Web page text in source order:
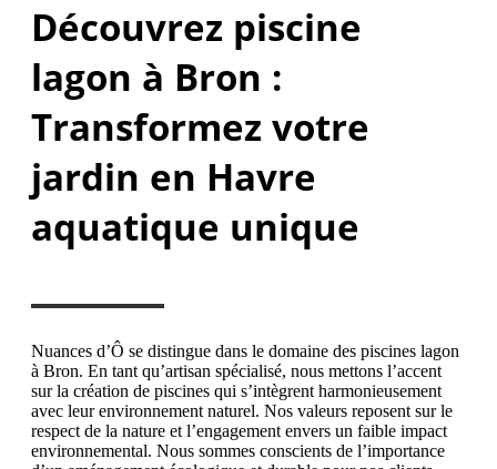
Découvrez piscine
lagon à Bron :
Transformez votre
jardin en Havre
aquatique unique
Nuances d’Ô se distingue dans le domaine des piscines lagon
à Bron. En tant qu’artisan spécialisé, nous mettons l’accent
sur la création de piscines qui s’intègrent harmonieusement
avec leur environnement naturel. Nos valeurs reposent sur le
respect de la nature et l’engagement envers un faible impact
environnemental. Nous sommes conscients de l’importance